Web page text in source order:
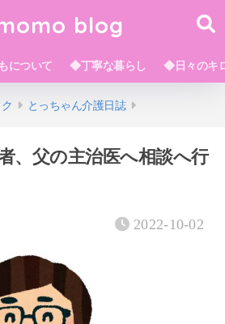
blog
について ◆丁寧な暮らし ◆日々のキ
とっちゃん介護日誌
、父の主治医へ相談へ行
2022-10-02